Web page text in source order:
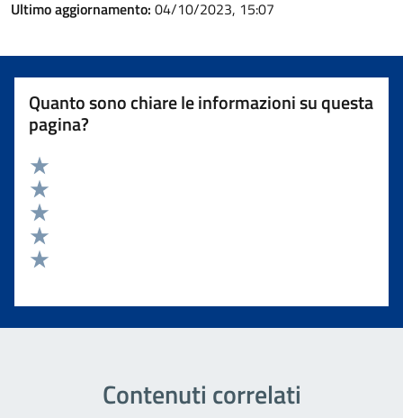
Ultimo aggiornamento: 04/10/2023, 15:07
Quanto sono chiare le informazioni su questa
pagina?
Valuta 5 stelle su 5
Valuta 4 stelle su 5
Valuta 3 stelle su 5
Valuta 2 stelle su 5
Contenuti correlati